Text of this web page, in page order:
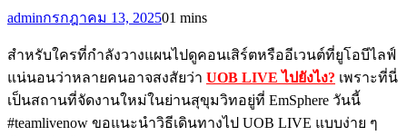
adminกรกฎาคม 13, 202501 mins
สำหรับใครที่กำลังวางแผนไปดูคอนเสิร์ตหรืออีเวนต์ที่ยูโอบีไลฟ์
แน่นอนว่าหลายคนอาจสงสัยว่า UOB LIVE ไปยังไง? เพราะที่นี่
เป็นสถานที่จัดงานใหม่ในย่านสุขุมวิทอยู่ที่ EmSphere วันนี้
#teamlivenow ขอแนะนำวิธีเดินทางไป UOB LIVE แบบง่าย ๆ